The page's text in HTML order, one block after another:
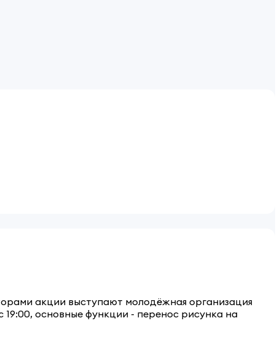
акции выступают молодёжная организация
основные функции - перенос рисунка на